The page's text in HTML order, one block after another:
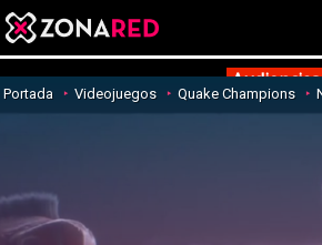
{literal}{/literal}
Audiencias
Portada Videojuegos Quake Champions